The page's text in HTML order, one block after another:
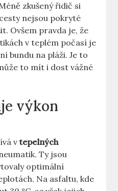
zkušený řidič si
nejsou pokryté
Ovšem pravda je, že
v teplém počasí je
bundu na pláži. Je to
to mít i dost vážné
výkon
vtepelných
Ty jsou
optimální
Na asfaltu, kde